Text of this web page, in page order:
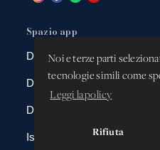
Noi e terze parti
tecnologie simili come
Leggi la policy
Rifiuta
Spazio app
DBAnima
DBContest
DBDrive
Iscrizioni